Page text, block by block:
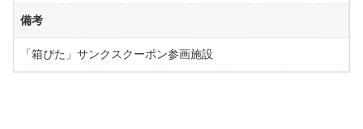
備考
「箱ぴた」サンクスクーポン参画施設